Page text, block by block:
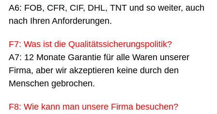
A6: FOB, CFR, CIF, DHL, TNT und so weiter, auch
nach Ihren Anforderungen.
F7: Was ist die Qualitätssicherungspolitik?
A7: 12 Monate Garantie für alle Waren unserer
Firma, aber wir akzeptieren keine durch den
Menschen gebrochen.
F8: Wie kann man unsere Firma besuchen?